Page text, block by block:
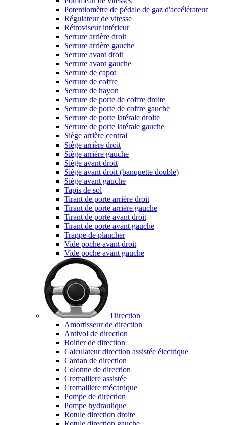
Potentiomètre de pédale de gaz d'accélérateur
Régulateur de vitesse
Rétroviseur intérieur
Serrure arrière droit
Serrure arrière gauche
Serrure avant droit
Serrure avant gauche
Serrure de capot
Serrure de coffre
Serrure de hayon
Serrure de porte de coffre droite
Serrure de porte de coffre gauche
Serrure de porte latérale droite
Serrure de porte latérale gauche
Siège arrière central
Siège arrière droit
Siège arrière gauche
Siège avant droit
Siège avant droit (banquette double)
Siège avant gauche
Tapis de sol
Tirant de porte arrière droit
Tirant de porte arrière gauche
Tirant de porte avant droit
Tirant de porte avant gauche
Trappe de plancher
Vide poche avant droit
Vide poche avant gauche
Direction
Amortisseur de direction
Antivol de direction
Boitier de direction
Calculateur direction assistée électrique
Cardan de direction
Colonne de direction
Cremaillere assistée
Cremaillere mécanique
Pompe de direction
Pompe hydraulique
Rotule direction droite